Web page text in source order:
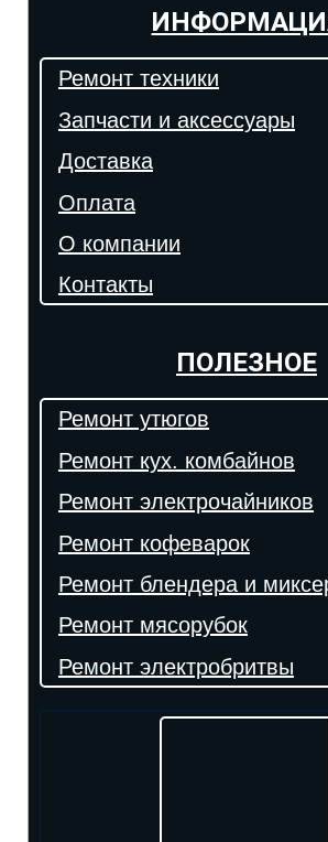
Ремонт техники
Запчасти и аксессуары
Доставка
Оплата
О компании
Контакты
ПОЛЕЗНОЕ
Ремонт утюгов
Ремонт кух. комбайнов
Ремонт электрочайников
Ремонт кофеварок
Ремонт блендера и
Ремонт мясорубок
Ремонт электробритвы